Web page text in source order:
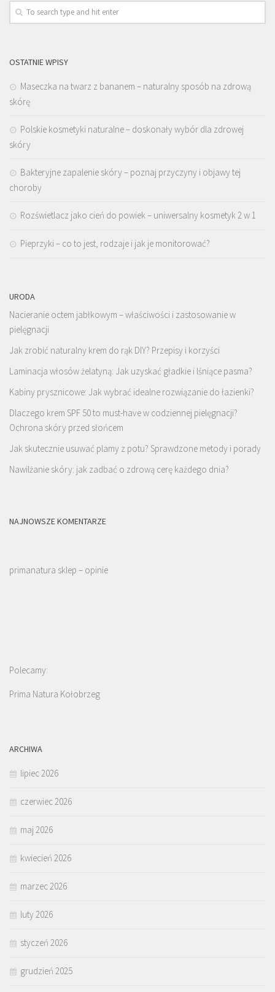
OSTATNIE WPISY
Maseczka na twarz z bananem – naturalny sposób na zdrową
skórę
Polskie kosmetyki naturalne – doskonały wybór dla zdrowej
skóry
Bakteryjne zapalenie skóry – poznaj przyczyny i objawy tej
choroby
Rozświetlacz jako cień do powiek – uniwersalny kosmetyk 2 w 1
Pieprzyki – co to jest, rodzaje i jak je monitorować?
URODA
Nacieranie octem jabłkowym – właściwości i zastosowanie w
pielęgnacji
Jak zrobić naturalny krem do rąk DIY? Przepisy i korzyści
Laminacja włosów żelatyną: Jak uzyskać gładkie i lśniące pasma?
Kabiny prysznicowe: Jak wybrać idealne rozwiązanie do łazienki?
Dlaczego krem SPF 50 to must-have w codziennej pielęgnacji?
Ochrona skóry przed słońcem
Jak skutecznie usuwać plamy z potu? Sprawdzone metody i porady
Nawilżanie skóry: jak zadbać o zdrową cerę każdego dnia?
NAJNOWSZE KOMENTARZE
primanatura sklep – opinie
Polecamy:
Prima Natura Kołobrzeg
ARCHIWA
lipiec 2026
czerwiec 2026
maj 2026
kwiecień 2026
marzec 2026
luty 2026
styczeń 2026
grudzień 2025